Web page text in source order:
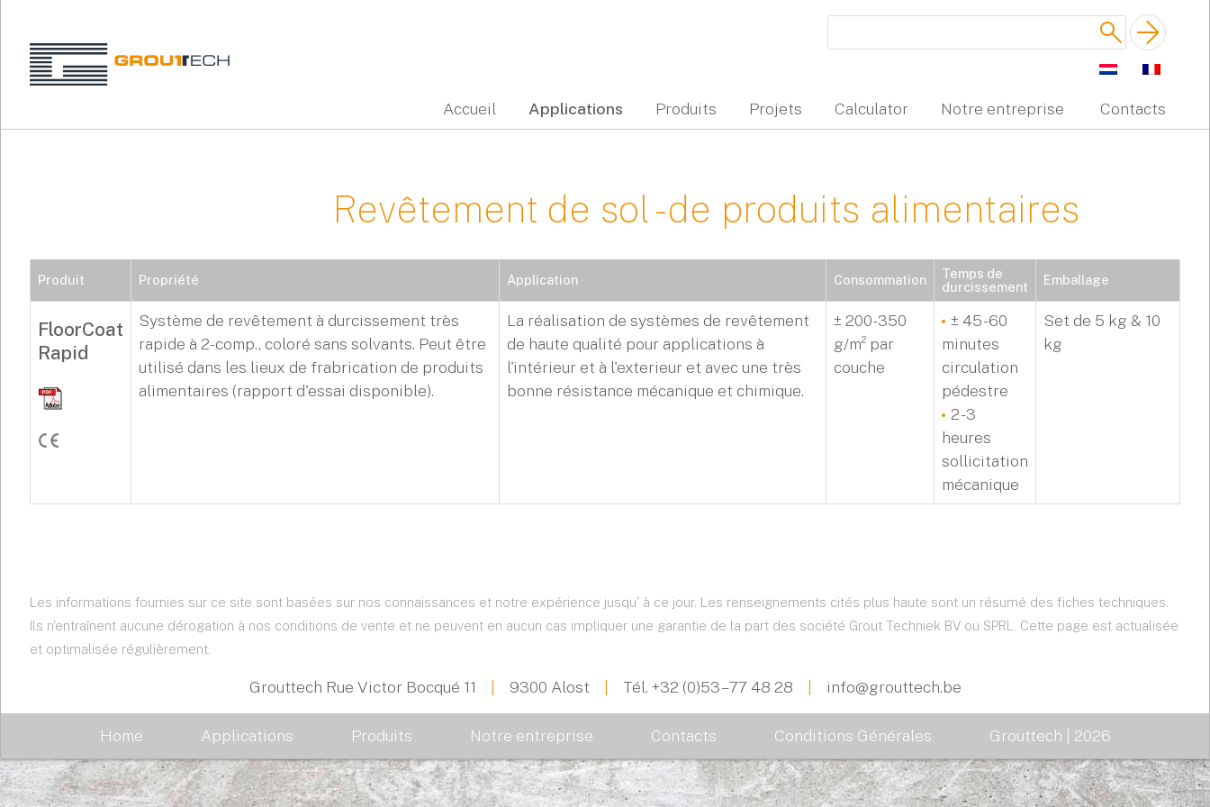
Accueil Applications Produits Projets Calculator Notre entreprise Contacts
Revêtement de sol - de produits alimentaires
Produit Propriété Application Consommation
Temps de
durcissement
Emballage
FloorCoat
Rapid
Système de revêtement à durcissement très
rapide à 2-comp., coloré sans solvants. Peut être
utilisé dans les lieux de frabrication de produits
alimentaires (rapport d'essai disponible).
La réalisation de systèmes de revêtement
de haute qualité pour applications à
l'intérieur et à l'exterieur et avec une très
bonne résistance mécanique et chimique.
± 200-350
g/m² par
couche
± 45 - 60
minutes
circulation
pédestre
2 - 3
heures
sollicitation
mécanique
Set de 5 kg & 10
kg
Les informations fournies sur ce site sont basées sur nos connaissances et notre expérience jusqu' à ce jour. Les renseignements cités plus haute sont un résumé des fiches techniques.
Ils n'entraînent aucune dérogation à nos conditions de vente et ne peuvent en aucun cas impliquer une garantie de la part des société Grout Techniek BV ou SPRL. Cette page est actualisée
et optimalisée régulièrement.
Grouttech Rue Victor Bocqué 11 9300 Alost Tél. +32 (0)53 – 77 48 28 info@grouttech.be
Home Applications Produits Notre entreprise Contacts Conditions Générales Grouttech | 2026